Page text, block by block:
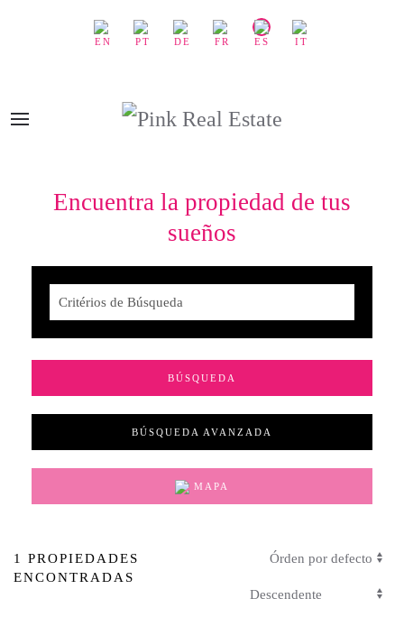
Encuentra la propiedad de tus
sueños
BÚSQUEDA AVANZADA
MAPA
1 PROPIEDADES
ENCONTRADAS